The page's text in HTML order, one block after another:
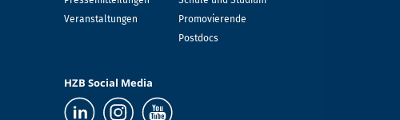
Veranstaltungen
Promovierende
Postdocs
HZB Social Media